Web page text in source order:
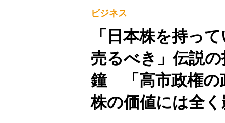
ビジネス
「日本株を持っ
売るべき」伝説
鐘 「高市政権の
株の価値には全く